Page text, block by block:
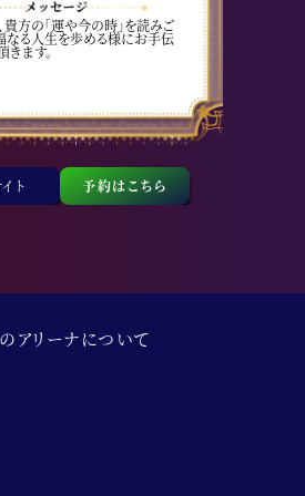
貴方の「運や今の時」を読みご
なる人生を歩める様にお手伝
きます。
ト 予約はこちら
アリーナについて